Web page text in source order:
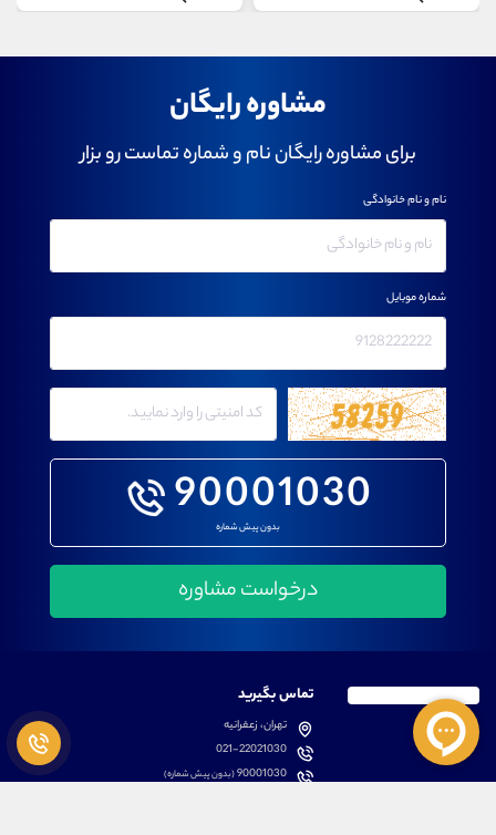
مشاوره رایگان
برای مشاوره رایگان نام و شماره تماست رو بزار
90001030
بدون پیش شماره
نام و نام خانوادگی
شماره موبایل
تماس بگیرید
تهران، زعفرانیه
021-22021030
90001030(بدون پیش شماره)